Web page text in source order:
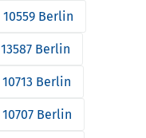
10559 Berlin
13587 Berlin
10713 Berlin
10707 Berlin